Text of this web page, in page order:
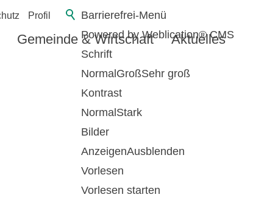
Barrierefrei-Menü
Powered by Weblication® CMS
Schrift
Normal GroßSehr groß
Kontrast
Normal Stark
Bilder
AnzeigenAusblenden
Vorlesen
Vorlesen starten
Profil
Gemeinde & Wirtschaft Aktuelles